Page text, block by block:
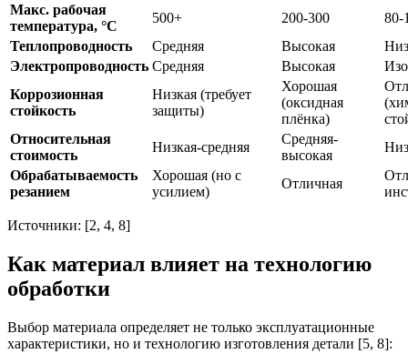
Макс. рабочая
температура, °C
500+ 200-300
80-
Теплопроводность
Средняя Высокая
Электропроводность Средняя Высокая
Коррозионная
стойкость
Низкая (требует
защиты)
Хорошая
(оксидная
плёнка)
Относительная
стоимость
Низкая-средняя
Средняя-
высокая
Обрабатываемость
резанием
Хорошая (но с
усилием)
Отличная
Источники: [2, 4, 8]
Как материал влияет на технологию
обработки
Выбор материала определяет не только эксплуатационные
характеристики, но и технологию изготовления детали [5, 8]: